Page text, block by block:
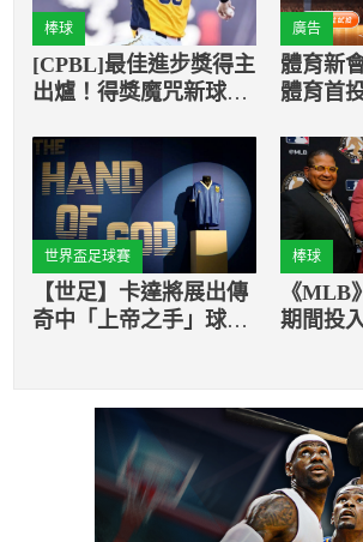
棒球
[CPBL]最佳進步獎得主
出爐！得獎魔咒新球季
廣告
體育新
體育首
世界盃足球賽
【世足】卡達將展出傳
奇中「上帝之手」球
棒球
《MLB
期間投